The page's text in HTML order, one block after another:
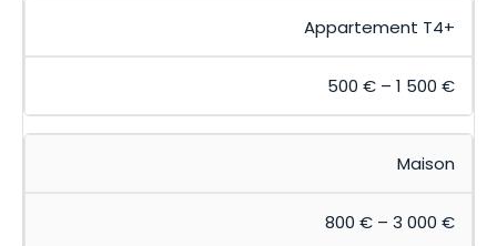
Appartement T4+
500 € – 1 500 €
Maison
800 € – 3 000 €